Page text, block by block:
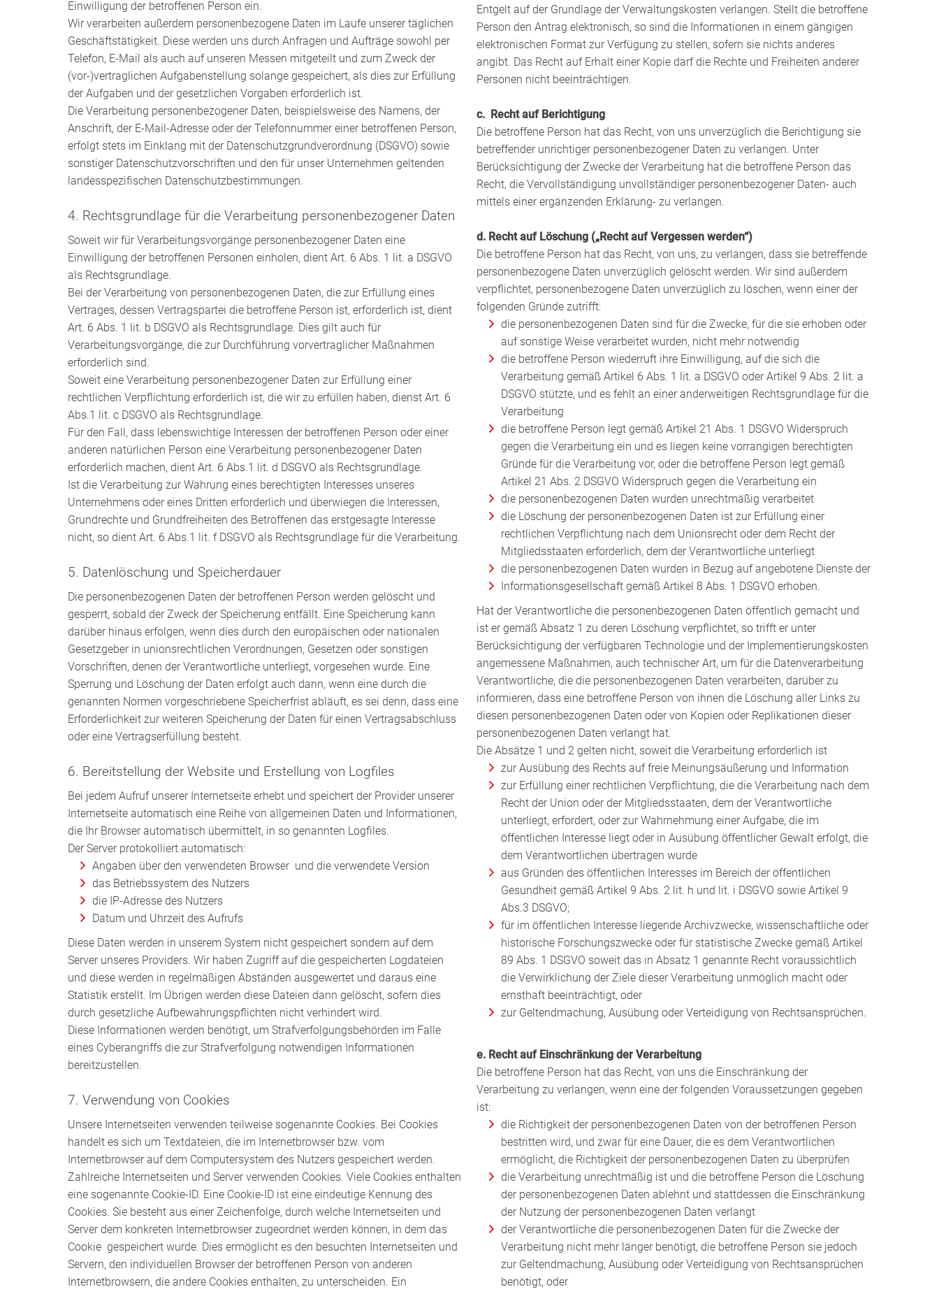
Einwilligung der betroffenen Person ein.
Wir verarbeiten außerdem personenbezogene Daten im Laufe unserer täglichen
Geschäftstätigkeit. Diese werden uns durch Anfragen und Aufträge sowohl per
Telefon, E-Mail als auch auf unseren Messen mitgeteilt und zum Zweck der
(vor-)vertraglichen Aufgabenstellung solange gespeichert, als dies zur Erfüllung
der Aufgaben und der gesetzlichen Vorgaben erforderlich ist.
Die Verarbeitung personenbezogener Daten, beispielsweise des Namens, der
Anschrift, der E-Mail-Adresse oder der Telefonnummer einer betroffenen Person,
erfolgt stets im Einklang mit der Datenschutzgrundverordnung (DSGVO) sowie
sonstiger Datenschutzvorschriften und den für unser Unternehmen geltenden
landesspezifischen Datenschutzbestimmungen.
4. Rechtsgrundlage für die Verarbeitung personenbezogener Daten
Soweit wir für Verarbeitungsvorgänge personenbezogener Daten eine
Einwilligung der betroffenen Personen einholen, dient Art. 6 Abs. 1 lit. a DSGVO
als Rechtsgrundlage.
Bei der Verarbeitung von personenbezogenen Daten, die zur Erfüllung eines
Vertrages, dessen Vertragspartei die betroffene Person ist, erforderlich ist, dient
Art. 6 Abs. 1 lit. b DSGVO als Rechtsgrundlage. Dies gilt auch für
Verarbeitungsvorgänge, die zur Durchführung vorvertraglicher Maßnahmen
erforderlich sind.
Soweit eine Verarbeitung personenbezogener Daten zur Erfüllung einer
rechtlichen Verpflichtung erforderlich ist, die wir zu erfüllen haben, dienst Art. 6
Abs.1 lit. c DSGVO als Rechtsgrundlage.
Für den Fall, dass lebenswichtige Interessen der betroffenen Person oder einer
anderen natürlichen Person eine Verarbeitung personenbezogener Daten
erforderlich machen, dient Art. 6 Abs.1 lit. d DSGVO als Rechtsgrundlage.
Ist die Verarbeitung zur Wahrung eines berechtigten Interesses unseres
Unternehmens oder eines Dritten erforderlich und überwiegen die Interessen,
Grundrechte und Grundfreiheiten des Betroffenen das erstgesagte Interesse
nicht, so dient Art. 6 Abs.1 lit. f DSGVO als Rechtsgrundlage für die Verarbeitung.
5. Datenlöschung und Speicherdauer
Die personenbezogenen Daten der betroffenen Person werden gelöscht und
gesperrt, sobald der Zweck der Speicherung entfällt. Eine Speicherung kann
darüber hinaus erfolgen, wenn dies durch den europäischen oder nationalen
Gesetzgeber in unionsrechtlichen Verordnungen, Gesetzen oder sonstigen
Vorschriften, denen der Verantwortliche unterliegt, vorgesehen wurde. Eine
Sperrung und Löschung der Daten erfolgt auch dann, wenn eine durch die
genannten Normen vorgeschriebene Speicherfrist abläuft, es sei denn, dass eine
Erforderlichkeit zur weiteren Speicherung der Daten für einen Vertragsabschluss
oder eine Vertragserfüllung besteht.
6. Bereitstellung der Website und Erstellung von Logfiles
Bei jedem Aufruf unserer Internetseite erhebt und speichert der Provider unserer
Internetseite automatisch eine Reihe von allgemeinen Daten und Informationen,
die Ihr Browser automatisch übermittelt, in so genannten Logfiles.
Der Server protokolliert automatisch:
Angaben über den verwendeten Browser und die verwendete Version
das Betriebssystem des Nutzers
die IP-Adresse des Nutzers
Datum und Uhrzeit des Aufrufs
Diese Daten werden in unserem System nicht gespeichert sondern auf dem
Server unseres Providers. Wir haben Zugriff auf die gespeicherten Logdateien
und diese werden in regelmäßigen Abständen ausgewertet und daraus eine
Statistik erstellt. Im Übrigen werden diese Dateien dann gelöscht, sofern dies
durch gesetzliche Aufbewahrungspflichten nicht verhindert wird.
Diese Informationen werden benötigt, um Strafverfolgungsbehörden im Falle
eines Cyberangriffs die zur Strafverfolgung notwendigen Informationen
bereitzustellen.
7. Verwendung von Cookies
Unsere Internetseiten verwenden teilweise sogenannte Cookies. Bei Cookies
handelt es sich um Textdateien, die im Internetbrowser bzw. vom
Internetbrowser auf dem Computersystem des Nutzers gespeichert werden.
Zahlreiche Internetseiten und Server verwenden Cookies. Viele Cookies enthalten
eine sogenannte Cookie-ID. Eine Cookie-ID ist eine eindeutige Kennung des
Cookies. Sie besteht aus einer Zeichenfolge, durch welche Internetseiten und
Server dem konkreten Internetbrowser zugeordnet werden können, in dem das
Cookie gespeichert wurde. Dies ermöglicht es den besuchten Internetseiten und
Servern, den individuellen Browser der betroffenen Person von anderen
Internetbrowsern, die andere Cookies enthalten, zu unterscheiden. Ein
Entgelt auf der Grundlage der Verwaltungskosten verlangen. Stellt die betroffene
Person den Antrag elektronisch, so sind die Informationen in einem gängigen
elektronischen Format zur Verfügung zu stellen, sofern sie nichts anderes
angibt. Das Recht auf Erhalt einer Kopie darf die Rechte und Freiheiten anderer
Personen nicht beeinträchtigen.
c. Recht auf Berichtigung
Die betroffene Person hat das Recht, von uns unverzüglich die Berichtigung sie
betreffender unrichtiger personenbezogener Daten zu verlangen. Unter
Berücksichtigung der Zwecke der Verarbeitung hat die betroffene Person das
Recht, die Vervollständigung unvollständiger personenbezogener Daten- auch
mittels einer ergänzenden Erklärung- zu verlangen.
d. Recht auf Löschung („Recht auf Vergessen werden“)
Die betroffene Person hat das Recht, von uns, zu verlangen, dass sie betreffende
personenbezogene Daten unverzüglich gelöscht werden. Wir sind außerdem
verpflichtet, personenbezogene Daten unverzüglich zu löschen, wenn einer der
folgenden Gründe zutrifft:
die personenbezogenen Daten sind für die Zwecke, für die sie erhoben oder
auf sonstige Weise verarbeitet wurden, nicht mehr notwendig
die betroffene Person wiederruft ihre Einwilligung, auf die sich die
Verarbeitung gemäß Artikel 6 Abs. 1 lit. a DSGVO oder Artikel 9 Abs. 2 lit. a
DSGVO stützte, und es fehlt an einer anderweitigen Rechtsgrundlage für die
Verarbeitung
die betroffene Person legt gemäß Artikel 21 Abs. 1 DSGVO Widerspruch
gegen die Verarbeitung ein und es liegen keine vorrangigen berechtigten
Gründe für die Verarbeitung vor, oder die betroffene Person legt gemäß
Artikel 21 Abs. 2 DSGVO Widerspruch gegen die Verarbeitung ein
die personenbezogenen Daten wurden unrechtmäßig verarbeitet
die Löschung der personenbezogenen Daten ist zur Erfüllung einer
rechtlichen Verpflichtung nach dem Unionsrecht oder dem Recht der
Mitgliedsstaaten erforderlich, dem der Verantwortliche unterliegt
die personenbezogenen Daten wurden in Bezug auf angebotene Dienste der
Informationsgesellschaft gemäß Artikel 8 Abs. 1 DSGVO erhoben.
Hat der Verantwortliche die personenbezogenen Daten öffentlich gemacht und
ist er gemäß Absatz 1 zu deren Löschung verpflichtet, so trifft er unter
Berücksichtigung der verfügbaren Technologie und der Implementierungskosten
angemessene Maßnahmen, auch technischer Art, um für die Datenverarbeitung
Verantwortliche, die die personenbezogenen Daten verarbeiten, darüber zu
informieren, dass eine betroffene Person von ihnen die Löschung aller Links zu
diesen personenbezogenen Daten oder von Kopien oder Replikationen dieser
personenbezogenen Daten verlangt hat.
Die Absätze 1 und 2 gelten nicht, soweit die Verarbeitung erforderlich ist
zur Ausübung des Rechts auf freie Meinungsäußerung und Information
zur Erfüllung einer rechtlichen Verpflichtung, die die Verarbeitung nach dem
Recht der Union oder der Mitgliedsstaaten, dem der Verantwortliche
unterliegt, erfordert, oder zur Wahrnehmung einer Aufgabe, die im
öffentlichen Interesse liegt oder in Ausübung öffentlicher Gewalt erfolgt, die
dem Verantwortlichen übertragen wurde
aus Gründen des öffentlichen Interesses im Bereich der öffentlichen
Gesundheit gemäß Artikel 9 Abs. 2 lit. h und lit. i DSGVO sowie Artikel 9
Abs.3 DSGVO;
für im öffentlichen Interesse liegende Archivzwecke, wissenschaftliche oder
historische Forschungszwecke oder für statistische Zwecke gemäß Artikel
89 Abs. 1 DSGVO soweit das in Absatz 1 genannte Recht voraussichtlich
die Verwirklichung der Ziele dieser Verarbeitung unmöglich macht oder
ernsthaft beeinträchtigt, oder
zur Geltendmachung, Ausübung oder Verteidigung von Rechtsansprüchen.
e. Recht auf Einschränkung der Verarbeitung
Die betroffene Person hat das Recht, von uns die Einschränkung der
Verarbeitung zu verlangen, wenn eine der folgenden Voraussetzungen gegeben
ist:
die Richtigkeit der personenbezogenen Daten von der betroffenen Person
bestritten wird, und zwar für eine Dauer, die es dem Verantwortlichen
ermöglicht, die Richtigkeit der personenbezogenen Daten zu überprüfen
die Verarbeitung unrechtmäßig ist und die betroffene Person die Löschung
der personenbezogenen Daten ablehnt und stattdessen die Einschränkung
der Nutzung der personenbezogenen Daten verlangt
der Verantwortliche die personenbezogenen Daten für die Zwecke der
Verarbeitung nicht mehr länger benötigt, die betroffene Person sie jedoch
zur Geltendmachung, Ausübung oder Verteidigung von Rechtsansprüchen
benötigt, oder